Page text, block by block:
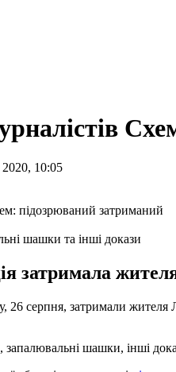
10:05
шашки та інші докази
затримала
26 серпня, затримали
шашки, інші